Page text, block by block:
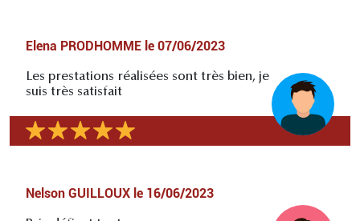
Elena PRODHOMME le 07/06/2023
Les prestations réalisées sont très bien, je
suis très satisfait
Nelson GUILLOUX le 16/06/2023